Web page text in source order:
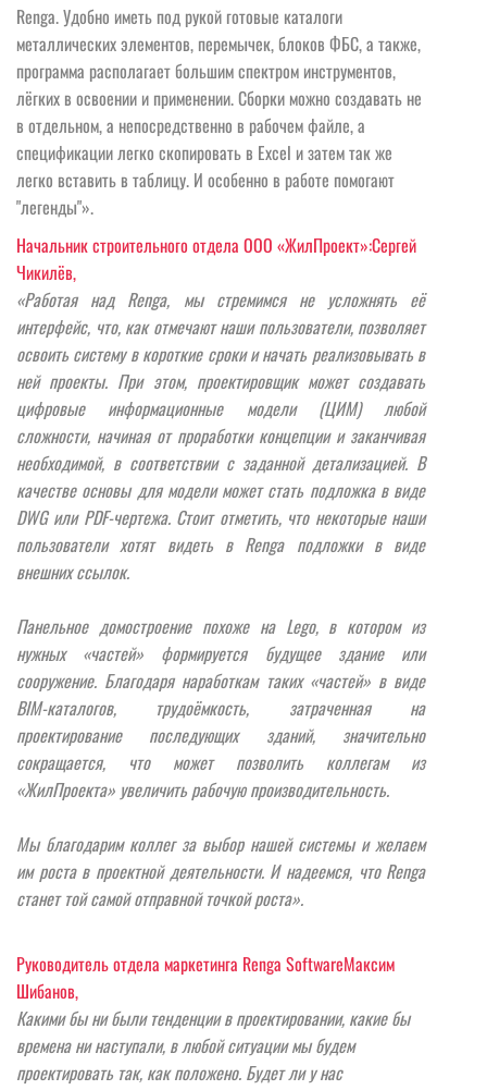
Renga. Удобно иметь под рукой готовые каталоги
металлических элементов, перемычек, блоков ФБС, а также,
программа располагает большим спектром инструментов,
лёгких в освоении и применении. Сборки можно создавать не
в отдельном, а непосредственно в рабочем файле, а
спецификации легко скопировать в Exсel и затем так же
легко вставить в таблицу. И особенно в работе помогают
"легенды"».
Начальник строительного отдела ООО «ЖилПроект»:Сергей
Чикилёв,
«Работая над Renga, мы стремимся не усложнять её
интерфейс, что, как отмечают наши пользователи, позволяет
освоить систему в короткие сроки и начать реализовывать в
ней проекты. При этом, проектировщик может создавать
цифровые информационные модели (ЦИМ) любой
сложности, начиная от проработки концепции и заканчивая
необходимой, в соответствии с заданной детализацией. В
качестве основы для модели может стать подложка в виде
DWG или PDF-чертежа. Стоит отметить, что некоторые наши
пользователи хотят видеть в Renga подложки в виде
внешних ссылок.
Панельное домостроение похоже на Lego, в котором из
нужных «частей» формируется будущее здание или
сооружение. Благодаря наработкам таких «частей» в виде
BIM-каталогов, трудоёмкость, затраченная на
проектирование последующих зданий, значительно
сокращается, что может позволить коллегам из
«ЖилПроекта» увеличить рабочую производительность.
Мы благодарим коллег за выбор нашей системы и желаем
им роста в проектной деятельности. И надеемся, что Renga
станет той самой отправной точкой роста».
Руководитель отдела маркетинга Renga SoftwareМаксим
Шибанов,
Какими бы ни были тенденции в проектировании, какие бы
времена ни наступали, в любой ситуации мы будем
проектировать так, как положено. Будет ли у нас